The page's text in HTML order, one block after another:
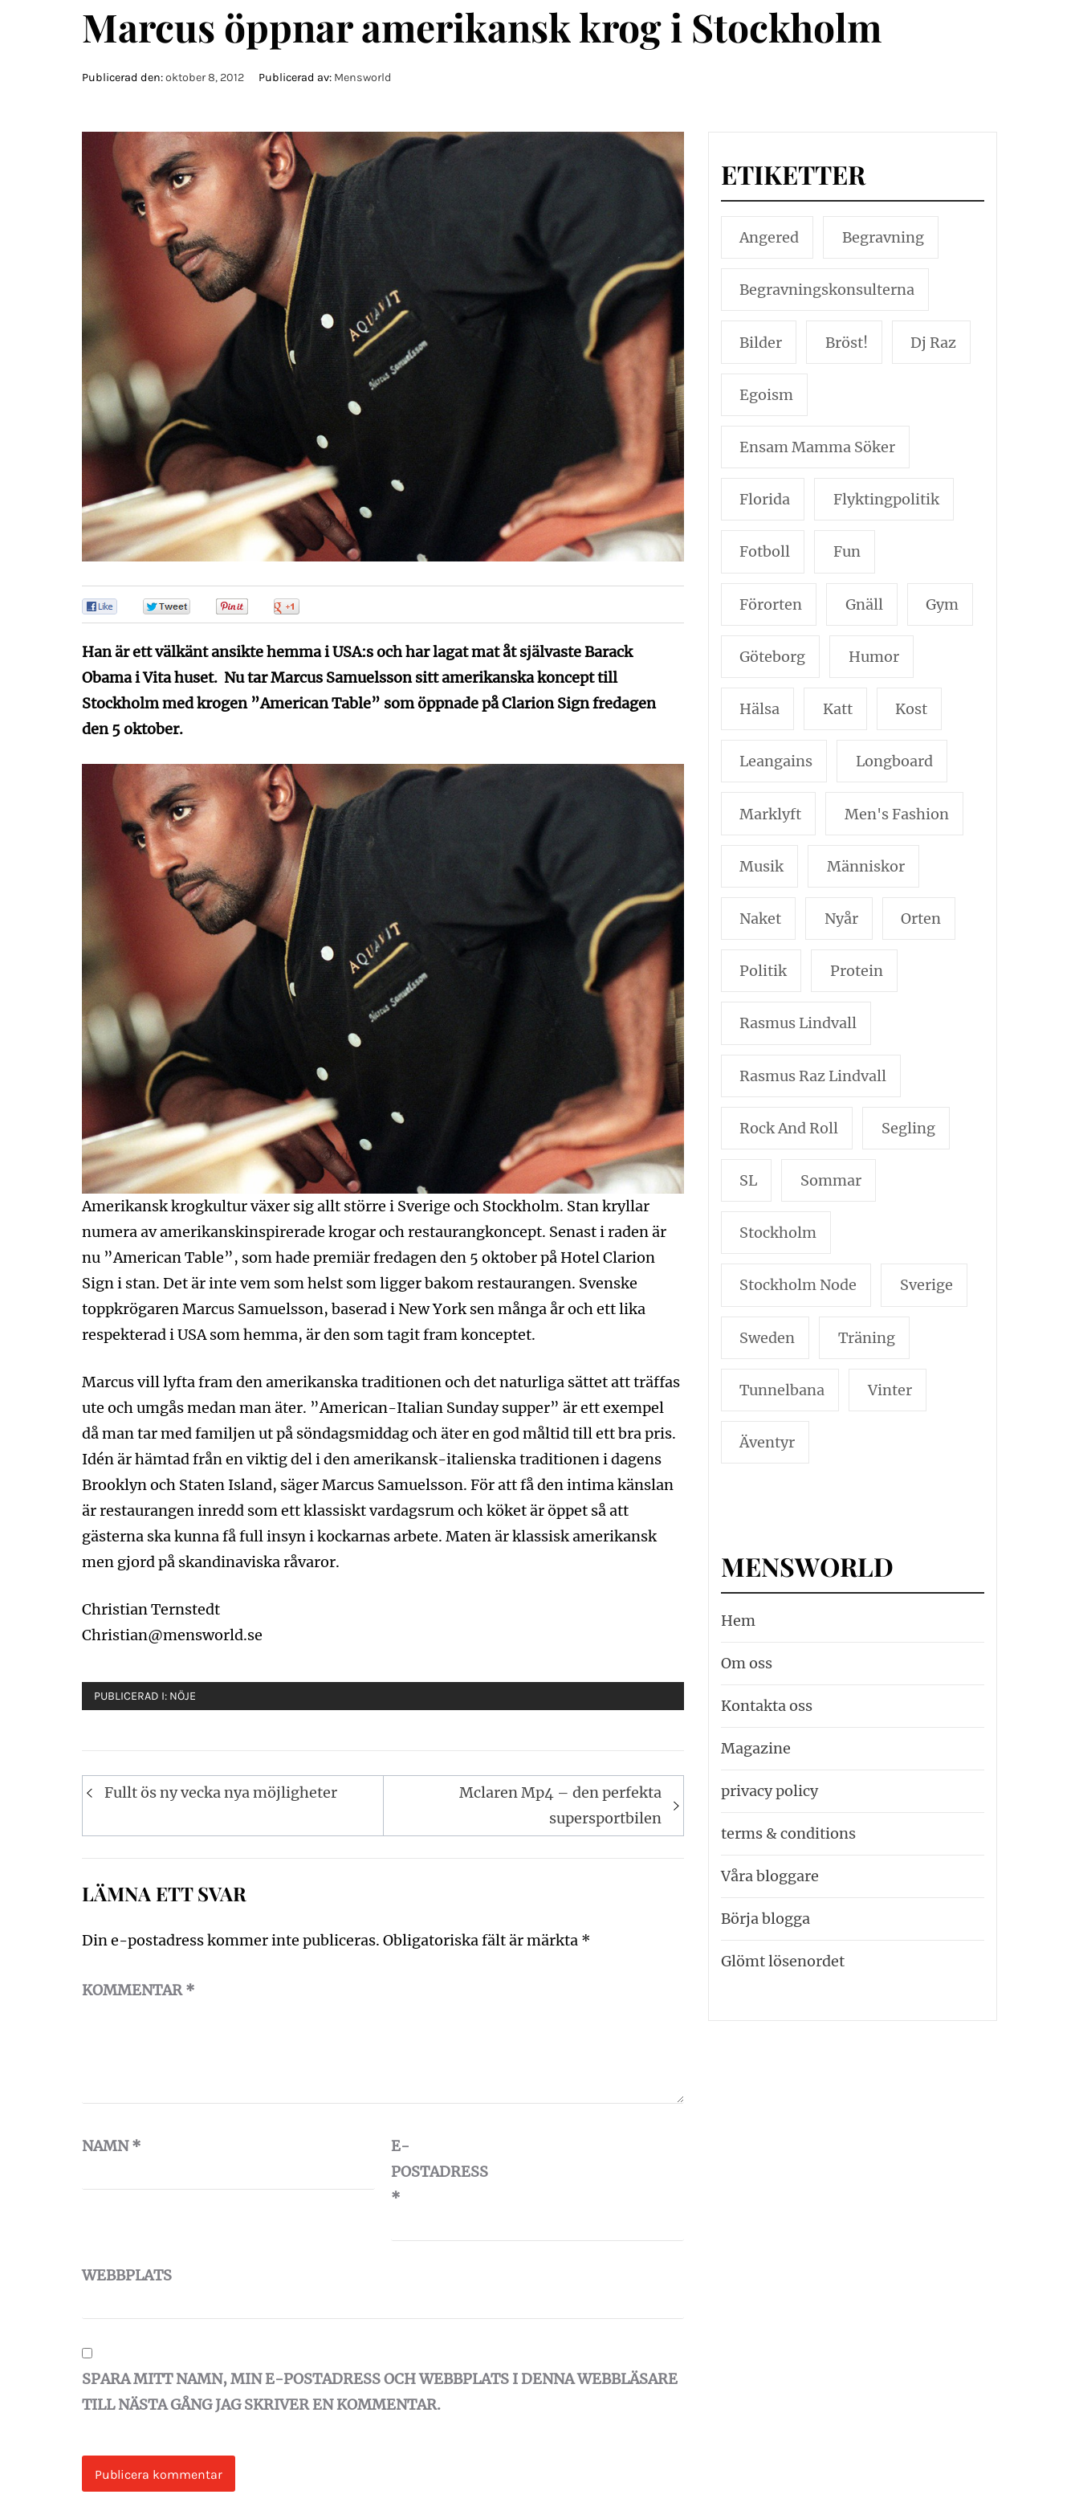
Marcus öppnar amerikansk krog i Stockholm
Publicerad den:oktober 8, 2012 Publicerad av: Mensworld
Han är ett välkänt ansikte hemma i USA:s och har lagat mat åt självaste Barack
Obama i Vita huset. Nu tar Marcus Samuelsson sitt amerikanska koncept till
Stockholm med krogen ”American Table” som öppnade på Clarion Sign fredagen
den 5 oktober.
Amerikansk krogkultur växer sig allt större i Sverige och Stockholm. Stan kryllar
numera av amerikanskinspirerade krogar och restaurangkoncept. Senast i raden är
nu ”American Table”, som hade premiär fredagen den 5 oktober på Hotel Clarion
Sign i stan. Det är inte vem som helst som ligger bakom restaurangen. Svenske
toppkrögaren Marcus Samuelsson, baserad i New York sen många år och ett lika
respekterad i USA som hemma, är den som tagit fram konceptet.
Marcus vill lyfta fram den amerikanska traditionen och det naturliga sättet att träffas
ute och umgås medan man äter. ”American-Italian Sunday supper” är ett exempel
då man tar med familjen ut på söndagsmiddag och äter en god måltid till ett bra pris.
Idén är hämtad från en viktig del i den amerikansk-italienska traditionen i dagens
Brooklyn och Staten Island, säger Marcus Samuelsson. För att få den intima känslan
är restaurangen inredd som ett klassiskt vardagsrum och köket är öppet så att
gästerna ska kunna få full insyn i kockarnas arbete. Maten är klassisk amerikansk
men gjord på skandinaviska råvaror.
Christian Ternstedt
Christian@mensworld.se
PUBLICERAD I: NÖJE
Inläggsnavigering
Fullt ös ny vecka nya möjligheter
Mclaren Mp4 – den perfekta
supersportbilen
LÄMNA ETT SVAR
Din e-postadress kommer inte publiceras. Obligatoriska fält är märkta *
KOMMENTAR*
NAMN*
E-
POSTADRESS
*
WEBBPLATS
SPARA MITT NAMN, MIN E-POSTADRESS OCH WEBBPLATS I DENNA WEBBLÄSARE
TILL NÄSTA GÅNG JAG SKRIVER EN KOMMENTAR.
ETIKETTER
Angered Begravning
Begravningskonsulterna
Bilder Bröst! Dj Raz
Egoism
Ensam Mamma Söker
Florida Flyktingpolitik
Fotboll Fun
Förorten Gnäll Gym
Göteborg Humor
Hälsa Katt Kost
Leangains Longboard
Marklyft Men's Fashion
Musik Människor
Naket Nyår Orten
Politik Protein
Rasmus Lindvall
Rasmus Raz Lindvall
Rock And Roll Segling
SL Sommar
Stockholm
Stockholm Node Sverige
Sweden Träning
Tunnelbana Vinter
Äventyr
MENSWORLD
Hem
Om oss
Kontakta oss
Magazine
privacy policy
terms & conditions
Våra bloggare
Börja blogga
Glömt lösenordet